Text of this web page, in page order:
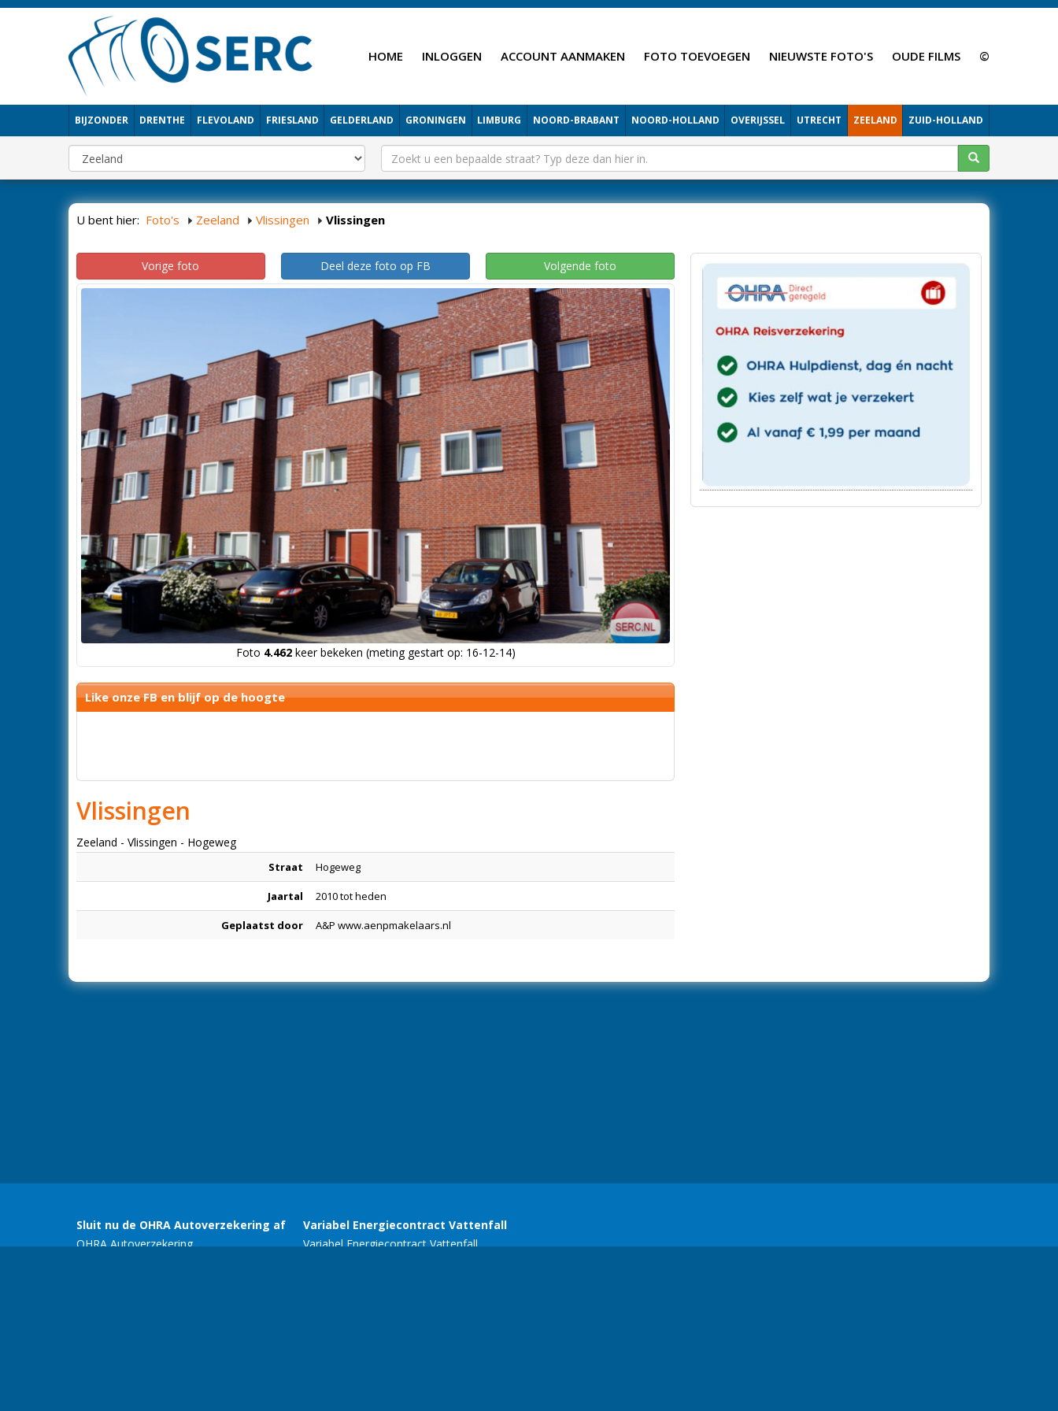
HOME INLOGGEN ACCOUNT AANMAKEN FOTO TOEVOEGEN NIEUWSTE FOTO'S OUDE FILMS ©
BIJZONDER DRENTHE FLEVOLAND FRIESLAND GELDERLAND GRONINGEN LIMBURG NOORD-BRABANT NOORD-HOLLAND OVERIJSSEL UTRECHT ZEELAND ZUID-HOLLAND
U bent hier: Foto's Zeeland Vlissingen Vlissingen
Vorige foto Deel deze foto op FB Volgende foto
Foto 4.462keer bekeken (meting gestart op: 16-12-14)
Like onze FB en blijf op de hoogte
Vlissingen
Zeeland - Vlissingen - Hogeweg
Straat Hogeweg
Jaartal 2010 tot heden
Geplaatst door A&P www.aenpmakelaars.nl